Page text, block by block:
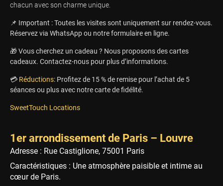
chacun avec son charme unique.
📌 Important : Toutes les visites sont uniquement sur rendez-vous.
Réservez via WhatsApp ou notre formulaire en ligne.
🎁 Vous cherchez un cadeau ? Nous proposons des cartes
cadeaux. Contactez-nous pour plus d’informations.
💳 Réductions: Profitez de 15 % de remise pour l’achat de 5
séances ou plus avec notre carte de fidélité.
SweetTouch Locations
1er arrondissement de Paris – Louvre
Adresse : Rue Castiglione, 75001 Paris
Caractéristiques : Une atmosphère paisible et intime au
cœur de Paris.